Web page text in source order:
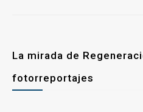
La mirada de
fotorreportajes